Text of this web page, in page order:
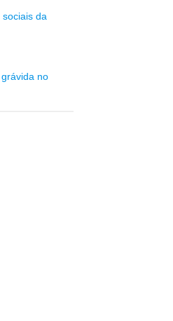
da
no